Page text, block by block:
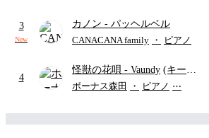
ード・ペダル付き/『映画ちい
かわ 人魚の島のひみつ』よ
3
New
カノン - パッヘルベル
CANACANA family ・ ピアノ
4
怪獣の花唄 - Vaundy (キーボ
ードパート)
ボーナス森田 ・ ピアノ ⋯